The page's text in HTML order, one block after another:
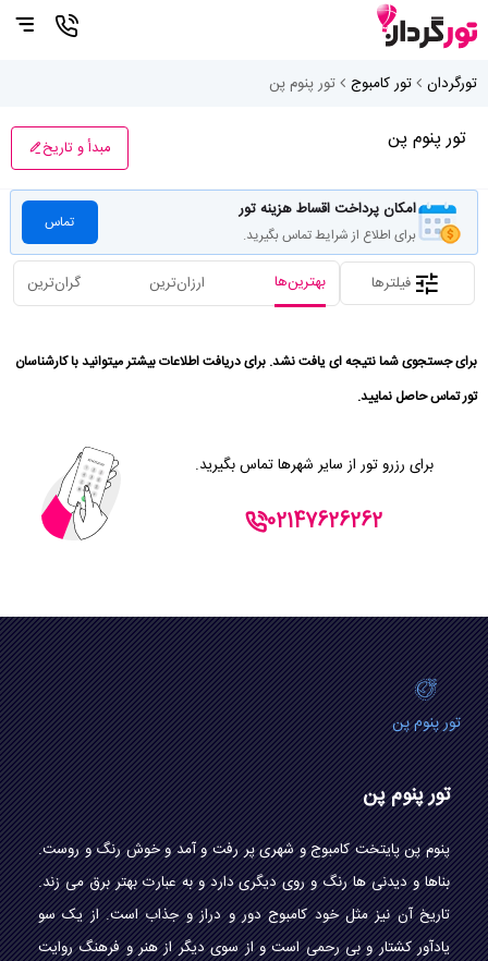
تورگردان تور کامبوج تور پنوم پن
تور پنوم پن مبدأ و تاریخ
امکان پرداخت اقساط هزینه تور
برای اطلاع از شرایط تماس بگیرید.
تماس
فیلترها بهترین‌ها ارزان‌ترین گران‌ترین
برای جستجوی شما نتیجه ای یافت نشد. برای دریافت اطلاعات بیشتر میتوانید با کارشناسان
تور تماس حاصل نمایید.
برای رزرو تور از سایر شهرها تماس بگیرید.
02147626262
تور پنوم پن
تور پنوم پن
پنوم پن پایتخت کامبوج و شهری پر رفت و آمد و خوش رنگ و روست.
بناها و دیدنی ها رنگ و روی دیگری دارد و به عبارت بهتر برق می زند.
تاریخ آن نیز مثل خود کامبوج دور و دراز و جذاب است. از یک سو
یادآور کشتار و بی رحمی است و از سوی دیگر از هنر و فرهنگ روایت